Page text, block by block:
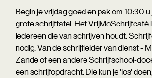
Begin je vrijdag goed en pak om 10:30
grote schrijftafel. Het VrijMoSchrijfcafé
iedereen die van schrijven houdt.
nodig. Van de schrijfleider van dienst -
Zande of een andere Schrijfschool-
een schrijfopdracht. Die kun je 'los'